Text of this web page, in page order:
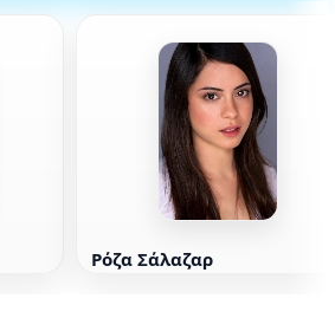
Ρόζα Σάλαζαρ